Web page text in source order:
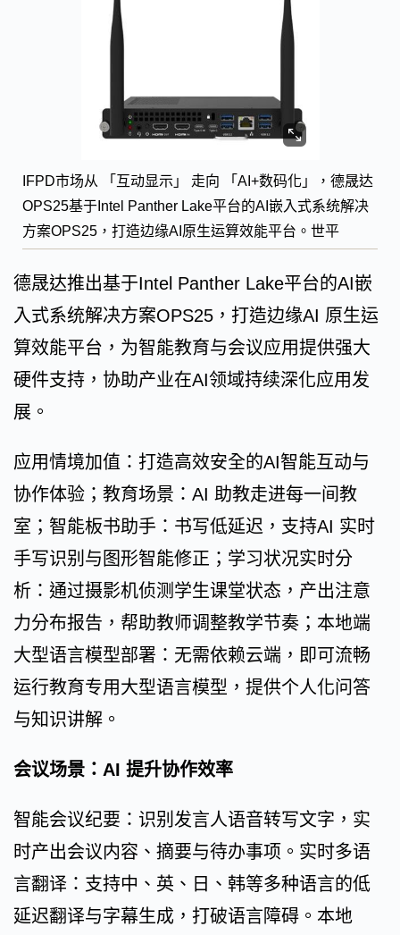
IFPD市场从 「互动显示」 走向 「AI+数码化」，德晟达
OPS25基于Intel Panther Lake平台的AI嵌入式系统解决
方案OPS25，打造边缘AI原生运算效能平台。世平
德晟达推出基于Intel Panther Lake平台的AI嵌
入式系统解决方案OPS25，打造边缘AI 原生运
算效能平台，为智能教育与会议应用提供强大
硬件支持，协助产业在AI领域持续深化应用发
展。
应用情境加值：打造高效安全的AI智能互动与
协作体验；教育场景：AI 助教走进每一间教
室；智能板书助手：书写低延迟，支持AI 实时
手写识别与图形智能修正；学习状况实时分
析：通过摄影机侦测学生课堂状态，产出注意
力分布报告，帮助教师调整教学节奏；本地端
大型语言模型部署：无需依赖云端，即可流畅
运行教育专用大型语言模型，提供个人化问答
与知识讲解。
会议场景：AI 提升协作效率
智能会议纪要：识别发言人语音转写文字，实
时产出会议内容、摘要与待办事项。实时多语
言翻译：支持中、英、日、韩等多种语言的低
延迟翻译与字幕生成，打破语言障碍。本地